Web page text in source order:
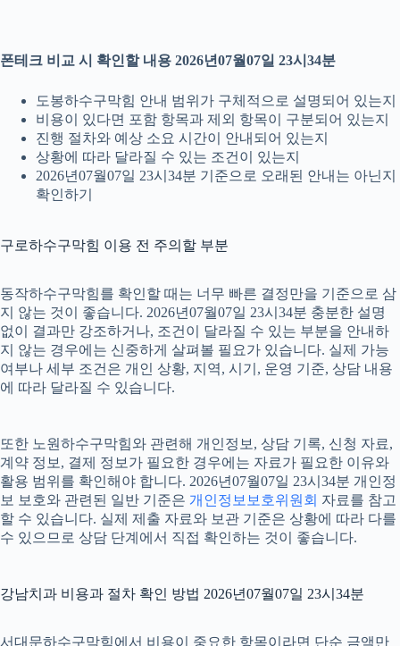
폰테크 비교 시 확인할 내용 2026년07월07일 23시34분
도봉하수구막힘 안내 범위가 구체적으로 설명되어 있는지
비용이 있다면 포함 항목과 제외 항목이 구분되어 있는지
진행 절차와 예상 소요 시간이 안내되어 있는지
상황에 따라 달라질 수 있는 조건이 있는지
2026년07월07일 23시34분 기준으로 오래된 안내는 아닌지
확인하기
구로하수구막힘 이용 전 주의할 부분
동작하수구막힘를 확인할 때는 너무 빠른 결정만을 기준으로 삼
지 않는 것이 좋습니다. 2026년07월07일 23시34분 충분한 설명
없이 결과만 강조하거나, 조건이 달라질 수 있는 부분을 안내하
지 않는 경우에는 신중하게 살펴볼 필요가 있습니다. 실제 가능
여부나 세부 조건은 개인 상황, 지역, 시기, 운영 기준, 상담 내용
에 따라 달라질 수 있습니다.
또한 노원하수구막힘와 관련해 개인정보, 상담 기록, 신청 자료,
계약 정보, 결제 정보가 필요한 경우에는 자료가 필요한 이유와
활용 범위를 확인해야 합니다. 2026년07월07일 23시34분 개인정
보 보호와 관련된 일반 기준은 개인정보보호위원회 자료를 참고
할 수 있습니다. 실제 제출 자료와 보관 기준은 상황에 따라 다를
수 있으므로 상담 단계에서 직접 확인하는 것이 좋습니다.
강남치과 비용과 절차 확인 방법 2026년07월07일 23시34분
서대문하수구막힘에서 비용이 중요한 항목이라면 단순 금액만